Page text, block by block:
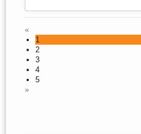
«
1
2
3
4
5
»